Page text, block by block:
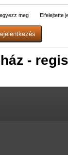
meg Elfelejtette
-